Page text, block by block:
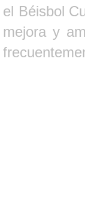
el Béisbol
mejora y